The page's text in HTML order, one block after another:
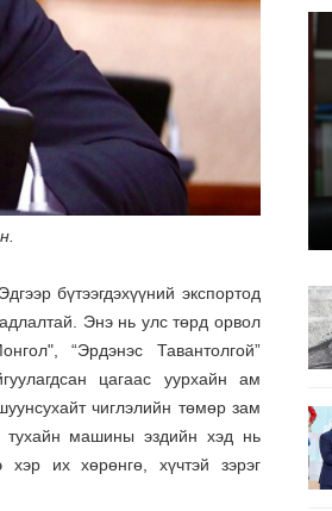
бүтээгдэхүүний экспортод
Энэ нь улс төрд орвол
“Эрдэнэс Тавантолгой”
цагаас уурхайн ам
чиглэлийн төмөр зам
машины эздийн хэд нь
их хөрөнгө, хүчтэй зэрэг